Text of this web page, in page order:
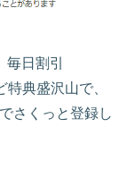
日割引
典盛沢山で、
さくっと登録し